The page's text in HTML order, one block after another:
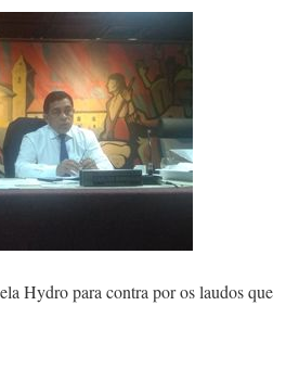
Hydro para contra por os laudos que